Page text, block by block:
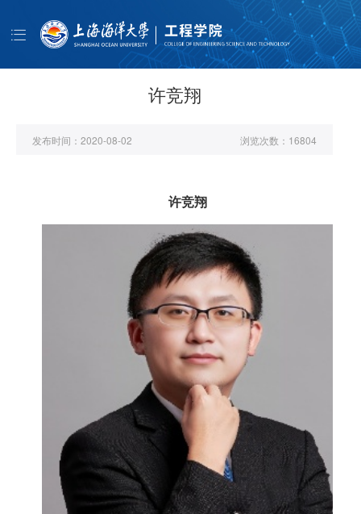
首页
人才培养
许竞翔
发布时间： 2020-08-02 浏览次数： 16804
许竞翔